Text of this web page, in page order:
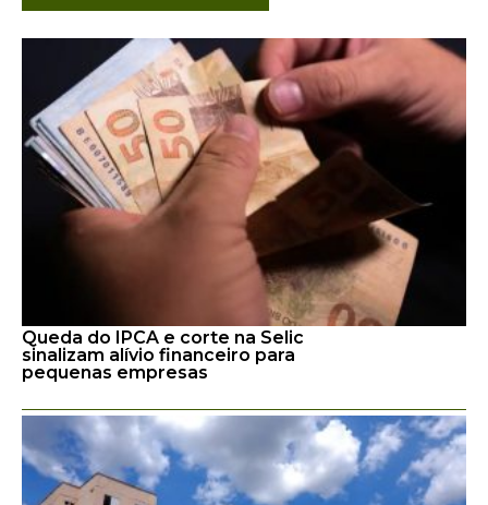
Queda do IPCA e corte na Selic
sinalizam alívio financeiro para
pequenas empresas